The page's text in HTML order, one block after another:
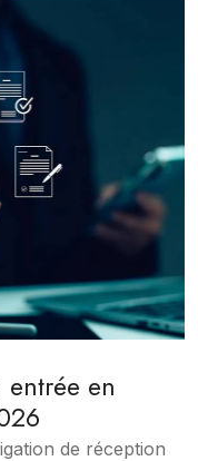
en
de réception